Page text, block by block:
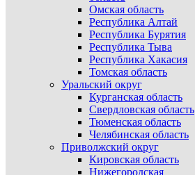
Омская область
Республика Алтай
Республика Бурятия
Республика Тыва
Республика Хакасия
Томская область
Уральский округ
Курганская область
Свердловская область
Тюменская область
Челябинская область
Приволжский округ
Кировская область
Нижегородская